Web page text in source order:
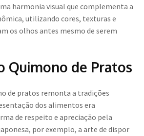
harmonia visual que complementa a
utilizando cores, texturas e
os olhos antes mesmo de serem
Quimono de Pratos
de pratos remonta a tradições
dos alimentos era
de respeito e apreciação pela
por exemplo, a arte de dispor